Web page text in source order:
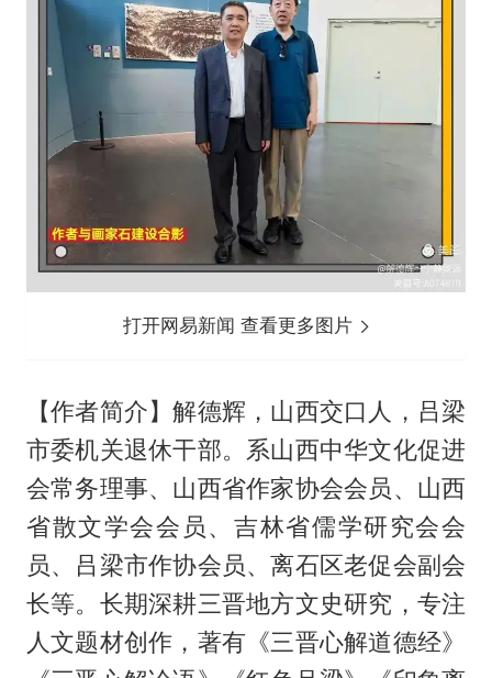
打开网易新闻 查看更多图片
【作者简介】解德辉，山西交口人，吕梁
市委机关退休干部。系山西中华文化促进
会常务理事、山西省作家协会会员、山西
省散文学会会员、吉林省儒学研究会会
员、吕梁市作协会员、离石区老促会副会
长等。长期深耕三晋地方文史研究，专注
人文题材创作，著有《三晋心解道德经》